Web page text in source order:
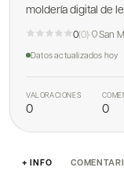
moldería digital de
0(0)· San
Datos actualizados hoy
VALORACIONES
0 0
+ INFO